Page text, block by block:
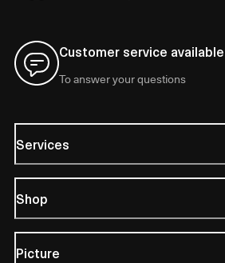
Customer service available
To answer your questions
Services
Shop
Picture